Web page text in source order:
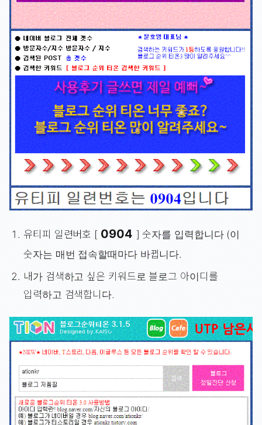
유티피 일련버호 [ 0904 ] 숫자를 입력합니다 (이
숫자는 매번 접속할때마다 바뀝니다.
내가 검색하고 싶은 키워드로 블로그 아이디를
입력하고 검색합니다.